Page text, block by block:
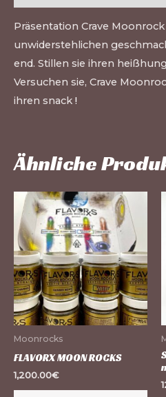
Präsentation Crave
unwiderstehlichen
end. Stillen sie ihren
Versuchen sie, Crave
ihren snack !
Ähnliche
Moonrocks
FLAVORX MOON ROCKS
1,200.00€
auf.
Die
auf
der